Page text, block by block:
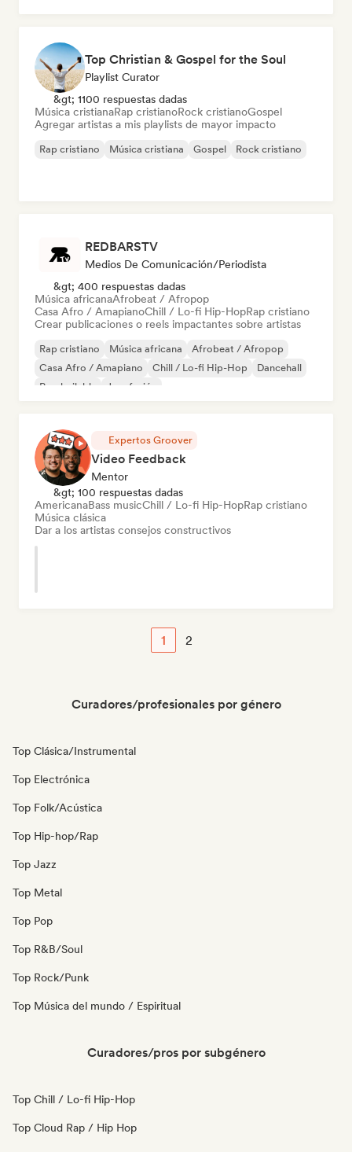
Top Christian & Gospel for the Soul
Playlist Curator
&gt; 1100 respuestas dadas
Música cristianaRap cristianoRock cristianoGospel
Agregar artistas a mis playlists de mayor impacto
Rap cristiano Música cristiana Gospel Rock cristiano
REDBARSTV
Medios De Comunicación/Periodista
&gt; 400 respuestas dadas
Música africanaAfrobeat / Afropop
Casa Afro / AmapianoChill / Lo-fi Hip-HopRap cristiano
Crear publicaciones o reels impactantes sobre artistas
Rap cristiano Música africana
Afrobeat / Afropop
Casa Afro / Amapiano
Chill / Lo-fi Hip-Hop
Dancehall
Pop bailable
Jazz fusión
Expertos Groover
Video Feedback
Mentor
&gt; 100 respuestas dadas
AmericanaBass musicChill / Lo-fi Hip-HopRap cristiano
Música clásica
Dar a los artistas consejos constructivos
1 2
Curadores/profesionales por género
Top Clásica/Instrumental
Top Electrónica
Top Folk/Acústica
Top Hip-hop/Rap
Top Jazz
Top Metal
Top Pop
Top R&B/Soul
Top Rock/Punk
Top Música del mundo / Espiritual
Curadores/pros por subgénero
Top Chill / Lo-fi Hip-Hop
Top Cloud Rap / Hip Hop